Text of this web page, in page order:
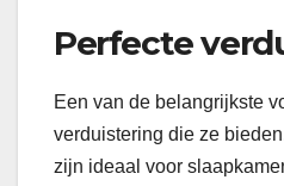
Perfecte
Een van de belangrijkste
verduistering die ze
zijn ideaal voor